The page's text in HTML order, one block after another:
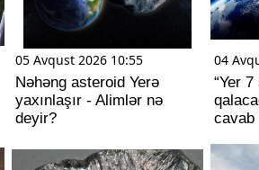
05 Avqust 2026 10:55
Nəhəng asteroid Yerə
yaxınlaşır - Alimlər nə
deyir?
04
“Yer
cavab